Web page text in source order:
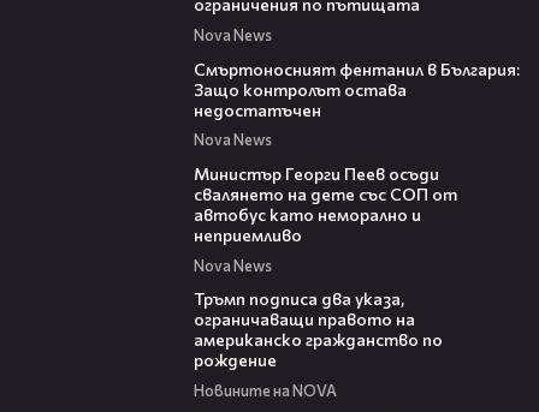
ограничения по пътищата
Nova News
Смъртоносният фентанил в България:
Защо контролът остава
недостатъчен
Nova News
Министър Георги Пеев осъди
свалянето на дете със СОП от
автобус като неморално и
неприемливо
Nova News
Тръмп подписа два указа,
ограничаващи правото на
американско гражданство по
рождение
Новините на NOVA